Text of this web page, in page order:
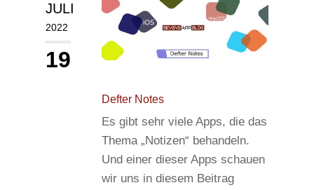
JULI
2022
19
Defter Notes
Es gibt sehr viele Apps, die das
Thema „Notizen“ behandeln.
Und einer dieser Apps schauen
wir uns in diesem Beitrag